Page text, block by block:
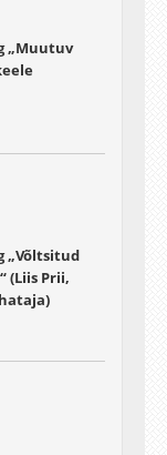
„Muutuv
„Võltsitud
(Liis Prii,